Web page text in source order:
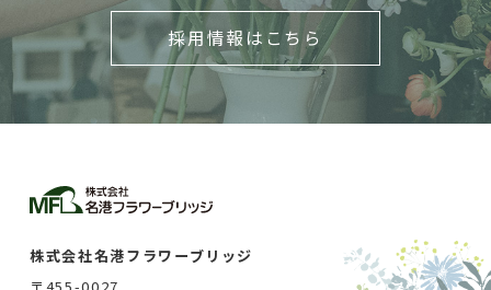
採用情報はこちら
株式会社名港フラワーブリッジ